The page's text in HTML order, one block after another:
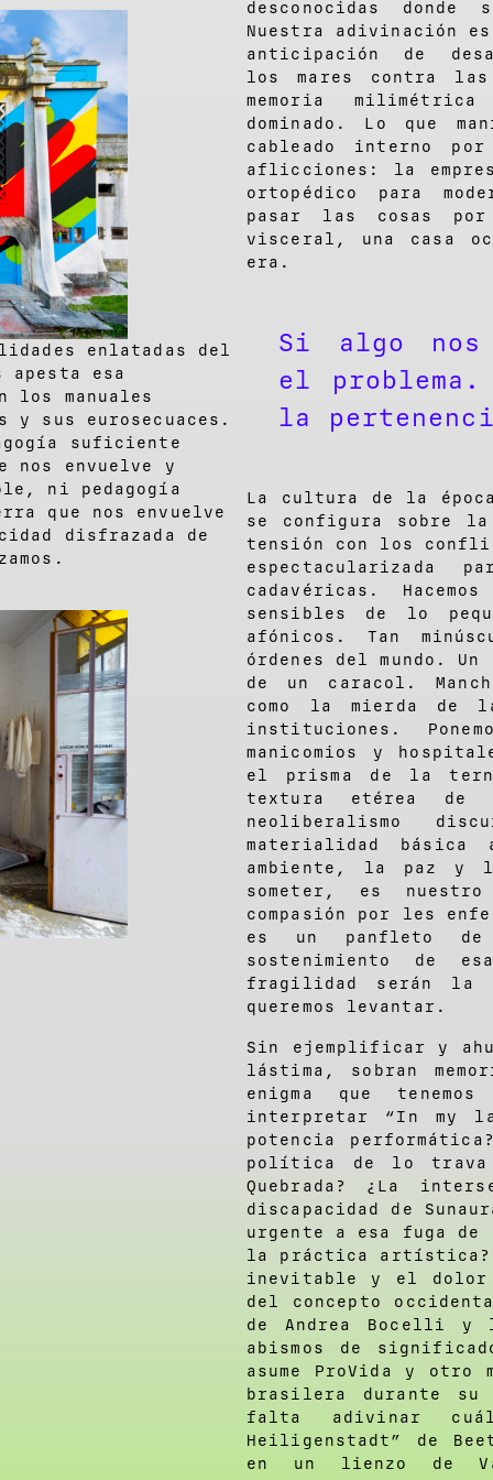
enlatadas del
esa
los manuales
sus eurosecuaces.
suficiente
envuelve y
ni pedagogía
que nos envuelve
disfrazada de
desconocidas
Nuestra adivinación
anticipación de
los mares contra
memoria
dominado. Lo que
cableado interno
aflicciones: la
ortopédico para
pasar las cosas por
visceral, una casa
era.
Si algo
el problema.
la
La cultura de la
se configura sobre la
tensión con los
espectacularizada
cadavéricas.
sensibles de lo
afónicos. Tan
órdenes del mundo.
de un caracol.
como la mierda de
instituciones.
manicomios y
el prisma de la
textura etérea de
neoliberalismo
materialidad
ambiente, la paz y
someter, es
compasión por les
es un panfleto de
sostenimiento de
fragilidad serán la
queremos levantar.
Sin ejemplificar y
lástima, sobran
enigma que
interpretar “In my
potencia
política de lo
Quebrada? ¿La
discapacidad de
urgente a esa fuga
la práctica artística?
inevitable y el dolor
del concepto
de Andrea Bocelli y
abismos de
asume ProVida y
brasilera durante
falta adivinar
Heiligenstadt” de
en un lienzo de